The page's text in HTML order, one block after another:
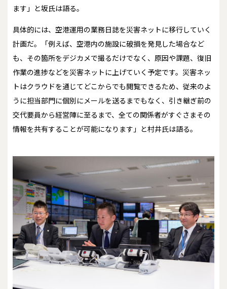
ます」と坂氏は語る。
具体的には、空港運用の業務日誌を災害ネットに移行していく
計画だ。「例えば、空港内の施設に破損を発見した場合など
も、その箇所をデジカメで撮るだけでなく、原因や課題、復旧
作業の進捗などを災害ネットに上げていく予定です。災害ネッ
トはクラウドを通じてどこからでも閲覧できるため、従来のよ
うに担当部門に個別にメールを送るまでもなく、引き継ぎ前の
交代要員から経営陣に至るまで、全ての関係者がすぐさまその
情報を共有することが可能になります」と村井氏は語る。